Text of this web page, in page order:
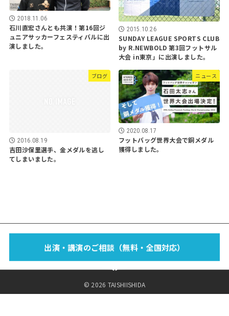
2018.11.06
石川直宏さんとも共演！第16回ジ
ュニアサッカーフェスティバルに出
演しました。
2015.10.26
SUNDAY LEAGUE SPORTS CLUB
by R.NEWBOLD 第3回フットサル
大会 in東京」に出演しました。
ブログ
2016.08.19
吉田沙保里選手、金メダルを逃し
てしまいました。
ニュース
2020.08.17
フットバッグ世界大会で銅メダル
獲得しました。
出演・講演のご相談（無料・全国対応）
FOOTBAG？
BLOG SPONSOR SHOP CONTACT
© 2026 TAISHIISHIDA